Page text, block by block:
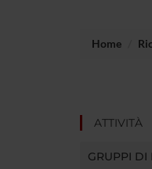
Home
ATTIVITÀ
GRUPPI DI